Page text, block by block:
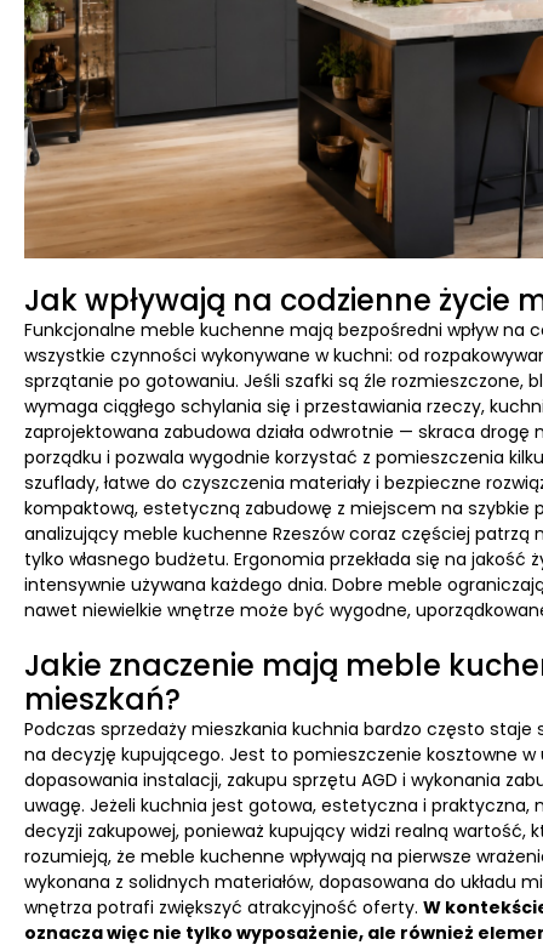
Jak wpływają na codzienne życie
Funkcjonalne meble kuchenne mają bezpośredni wpływ
wszystkie czynności wykonywane w kuchni: od
sprzątanie po gotowaniu. Jeśli szafki są źle
wymaga ciągłego schylania się i przestawiania rzeczy,
zaprojektowana zabudowa działa odwrotnie — skraca
porządku i pozwala wygodnie korzystać z pomieszczenia
szuflady, łatwe do czyszczenia materiały i bezpieczne
kompaktową, estetyczną zabudowę z miejscem na szybkie
analizujący meble kuchenne Rzeszów coraz częściej patrzą
tylko własnego budżetu. Ergonomia przekłada się na
intensywnie używana każdego dnia. Dobre meble
nawet niewielkie wnętrze może być wygodne,
Jakie znaczenie mają meble
mieszkań?
Podczas sprzedaży mieszkania kuchnia bardzo często
na decyzję kupującego. Jest to pomieszczenie kosztowne
dopasowania instalacji, zakupu sprzętu AGD i wykonania
uwagę. Jeżeli kuchnia jest gotowa, estetyczna i
decyzji zakupowej, ponieważ kupujący widzi realną
rozumieją, że meble kuchenne wpływają na pierwsze
wykonana z solidnych materiałów, dopasowana do układu
wnętrza potrafi zwiększyć atrakcyjność oferty. W
oznacza więc nie tylko wyposażenie, ale również